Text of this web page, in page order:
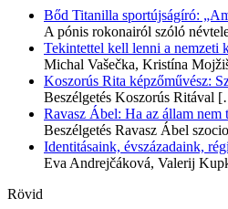
Bőd Titanilla sportújságíró:
A pónis rokonairól szóló
Tekintettel kell lenni a nemzeti
Michal Vašečka, Kristína
Koszorús Rita képzőművész:
Beszélgetés Koszorús Ritával
Ravasz Ábel: Ha az állam nem
Beszélgetés Ravasz Ábel
Identitásaink, évszázadaink,
Eva Andrejčáková, Valerij
Rövid